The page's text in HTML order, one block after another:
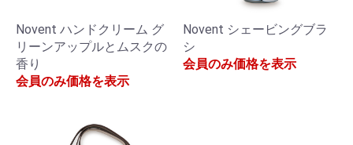
Novent ハンドクリーム グ
リーンアップルとムスクの
香り
会員のみ価格を表示
Novent シェービングブラ
シ
会員のみ価格を表示